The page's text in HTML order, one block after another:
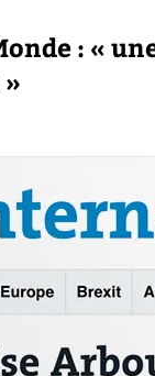
: «